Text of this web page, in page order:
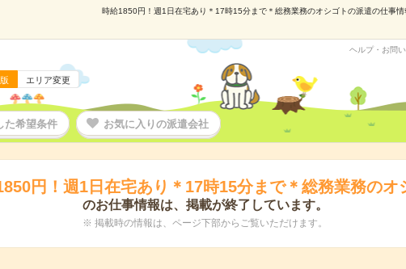
時給1850円！週1日在宅あり＊17時15分まで＊総務業務のオシゴトの派遣の仕事
エリア変更
ヘルプ・お問
た希望条件 お気に入りの派遣会社
円！週1日在宅あり＊17時15分まで＊総務業務のオ
のお仕事情報は、掲載が終了しています。
※ 掲載時の情報は、ページ下部からご覧いただけます。